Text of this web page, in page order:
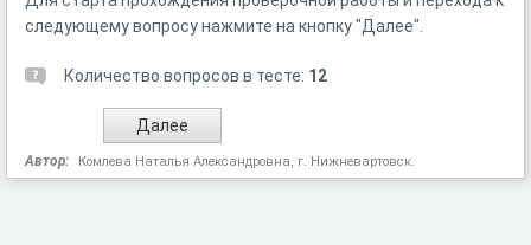
следующему вопросу нажмите на кнопку "Далее".
Количество вопросов в тесте: 12
Автор: Комлева Наталья Александровна, г. Нижневартовск.